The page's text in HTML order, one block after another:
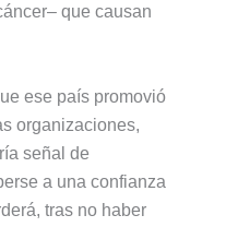
que causan
ese país promovió
organizaciones,
señal de
a una confianza
tras no haber